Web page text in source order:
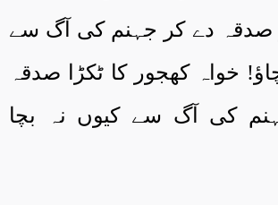
دے کر جہنم کی آگ سے
خواہ کھجور کا ٹکڑا صدقہ
کی آگ سے کیوں نہ بچا